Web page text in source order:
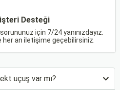
Desteği
için 7/24 yanınızdayız.
an iletişime geçebilirsiniz.
uçuş var mı?